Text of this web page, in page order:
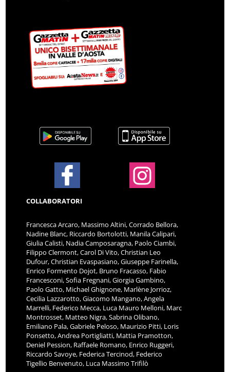
COLLABORATORI
Francesca Arcaro, Massimo Altini, Corrado Bellora,
Nadine Blanc, Riccardo Bortolotti, Manila Calipari,
Giulia Calisti, Nadia Camposaragna, Paolo Ciambi,
Filippo Clermont, Carol Di Vito, Christian Leo
Dufour, Christian Evaspasiano, Giuseppe Farinella,
Enrico Formento Dojot, Bruno Fracasso, Fabio
Francesconi, Sofia Fregnani, Giorgia Gambino,
Paolo Gatto, Michael Ghignone, Marlène Jorrioz,
Cecilia Lazzarotto, Giacomo Mangano, Angela
Marrelli, Federico Mecca, Luca Mauro Melloni, Marc
Montrosset, Matteo Nigra, Sabrina Olibano,
Emiliano Pala, Gabriele Peloso, Maurizio Pitti, Loris
Ponsetto, Andrea Portigliatti, Mattia Pramotton,
Deniel Pession, Raffaele Romano, Enrico Ruggeri,
Riccardo Savoye, Federica Tercinod, Federico
Tigellio Benvenuto, Luca Massimo Trifilò